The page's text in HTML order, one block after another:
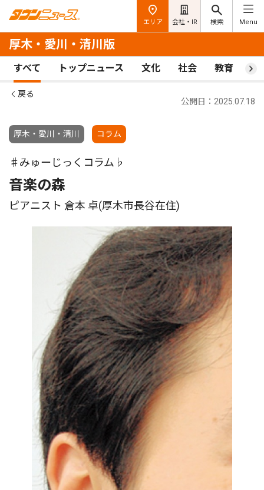
エリア 会社・IR 検索 Menu
厚木・愛川・清川版
すべて トップニュース 文化 社会 教育 ス
戻る
厚木・愛川・清川 コラム
公開日：2025.07.18
♯みゅーじっくコラム♭
音楽の森
ピアニスト 倉本 卓(厚木市長谷在住)